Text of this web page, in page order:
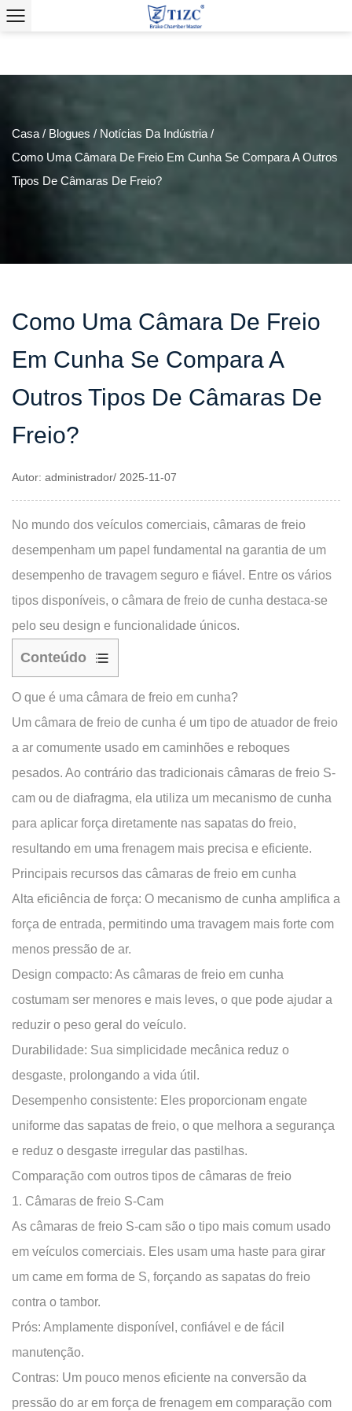
Casa / Blogues / Notícias Da Indústria /
Como Uma Câmara De Freio Em Cunha Se Compara A Outros
Tipos De Câmaras De Freio?
Como Uma Câmara De Freio
Em Cunha Se Compara A
Outros Tipos De Câmaras De
Freio?
Autor: administrador/ 2025-11-07
No mundo dos veículos comerciais, câmaras de freio
desempenham um papel fundamental na garantia de um
desempenho de travagem seguro e fiável. Entre os vários
tipos disponíveis, o câmara de freio de cunha destaca-se
pelo seu design e funcionalidade únicos.
Conteúdo
O
que
é
uma
câmara
freio
em
cunha?
Principais
recursos
de
freio
em
cunha
outros
tipos
de
câmaras
1.
Câmaras
de
freio
S-
Câmaras
de
freio
O que é uma câmara de freio em cunha?
Um câmara de freio de cunha é um tipo de atuador de freio
a ar comumente usado em caminhões e reboques
pesados. Ao contrário das tradicionais câmaras de freio S-
cam ou de diafragma, ela utiliza um mecanismo de cunha
para aplicar força diretamente nas sapatas do freio,
resultando em uma frenagem mais precisa e eficiente.
Principais recursos das câmaras de freio em cunha
Alta eficiência de força: O mecanismo de cunha amplifica a
força de entrada, permitindo uma travagem mais forte com
menos pressão de ar.
Design compacto: As câmaras de freio em cunha
costumam ser menores e mais leves, o que pode ajudar a
reduzir o peso geral do veículo.
Durabilidade: Sua simplicidade mecânica reduz o
desgaste, prolongando a vida útil.
Desempenho consistente: Eles proporcionam engate
uniforme das sapatas de freio, o que melhora a segurança
e reduz o desgaste irregular das pastilhas.
Comparação com outros tipos de câmaras de freio
1. Câmaras de freio S-Cam
As câmaras de freio S-cam são o tipo mais comum usado
em veículos comerciais. Eles usam uma haste para girar
um came em forma de S, forçando as sapatas do freio
contra o tambor.
Prós: Amplamente disponível, confiável e de fácil
manutenção.
Contras: Um pouco menos eficiente na conversão da
pressão do ar em força de frenagem em comparação com